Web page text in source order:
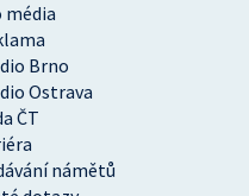
média
Brno
Ostrava
ČT
námětů